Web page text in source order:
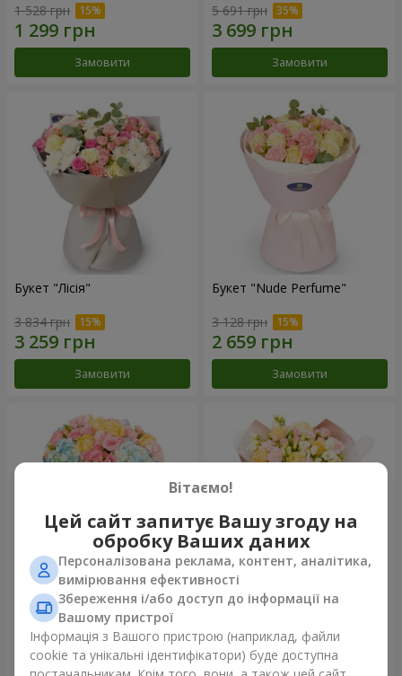
1 528 грн
Замовити
5 691 грн
Замовити
Букет "Лісія"
3 834 грн
Замовити
Букет "Nude Perfume"
3 128 грн
Замовити
Букет "Ніжність світанку"
3 999 грн
Букет "Дотик ніжності"
2 624 грн
Вітаємо!
Цей сайт запитує Вашу згоду на
обробку Ваших даних
Персоналізована реклама, контент, аналітика,
вимірювання ефективності
Збереження і/або доступ до інформації на
Вашому пристрої
Інформація з Вашого пристрою (наприклад, файли
cookie та унікальні ідентифікатори) буде доступна